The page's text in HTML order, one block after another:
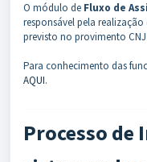
O módulo de Fluxo de
responsável pela
previsto no provimento CNJ
Para conhecimento das
AQUI.
Processo de